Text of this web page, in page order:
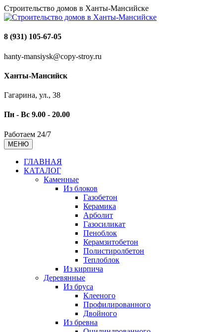
Строительство домов в Ханты-Мансийске
8 (931) 105-67-05
hanty-mansiysk@copy-stroy.ru
Ханты-Мансийск
Гагарина, ул., 38
Пн - Вс 9.00 - 20.00
Работаем 24/7
МЕНЮ
ГЛАВНАЯ
КАТАЛОГ
Каменные
Из блоков
Газобетон
Керамика
Арболит
Газосиликат
Пеноблок
Керамзитобетон
Полистиролбетон
Теплоблок
Из кирпича
Деревянные
Из бруса
Клееного
Профилированного
Двойного
Из бревна